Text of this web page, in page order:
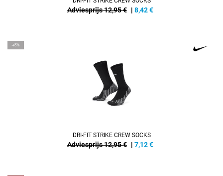
Adviesprijs 12,95 € | 8,42€
-45%
DRI-FIT STRIKE CREW SOCKS
Adviesprijs 12,95 € | 7,12€